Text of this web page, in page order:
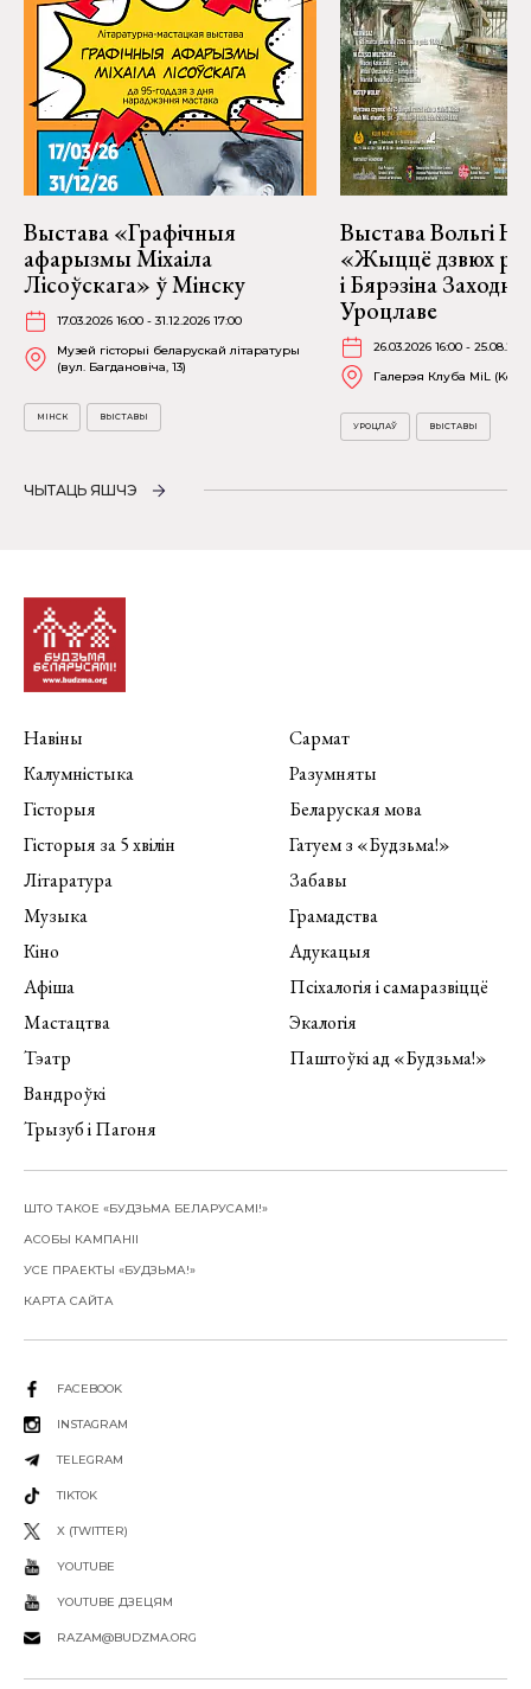
Выстава «Графічныя
афарызмы Міхаіла
Лісоўскага» ў Мінску
17.03.2026 16:00 - 31.12.2026 17:00
Музей гісторыі беларускай літаратуры
(вул. Багдановіча, 13)
МІНСК ВЫСТАВЫ
Выстава Вольгі
«Жыццё дзвюх
і Бярэзіна
Уроцлаве
26.03.2026 16:00 -
Галерэя Клуба MiL
УРОЦЛАЎ ВЫСТАВЫ
ЧЫТАЦЬ ЯШЧЭ
Навіны
Калумністыка
Гісторыя
Гісторыя за 5 хвілін
Літаратура
Музыка
Кіно
Афіша
Мастацтва
Тэатр
Вандроўкі
Трызуб і Пагоня
Сармат
Разумняты
Беларуская мова
Гатуем з «Будзьма!»
Забавы
Грамадства
Адукацыя
Псіхалогія і самаразвіццё
Экалогія
Паштоўкі ад «Будзьма!»
ШТО ТАКОЕ «БУДЗЬМА БЕЛАРУСАМІ!»
АСОБЫ КАМПАНІІ
УСЕ ПРАЕКТЫ «БУДЗЬМА!»
КАРТА САЙТА
FACEBOOK
INSTAGRAM
TELEGRAM
TIKTOK
X (TWITTER)
YOUTUBE
YOUTUBE ДЗЕЦЯМ
RAZAM@BUDZMA.ORG